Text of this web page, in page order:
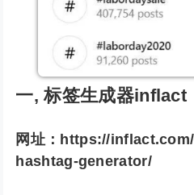
一,标签生成器inflact
网址：https://
hashtag-generator/